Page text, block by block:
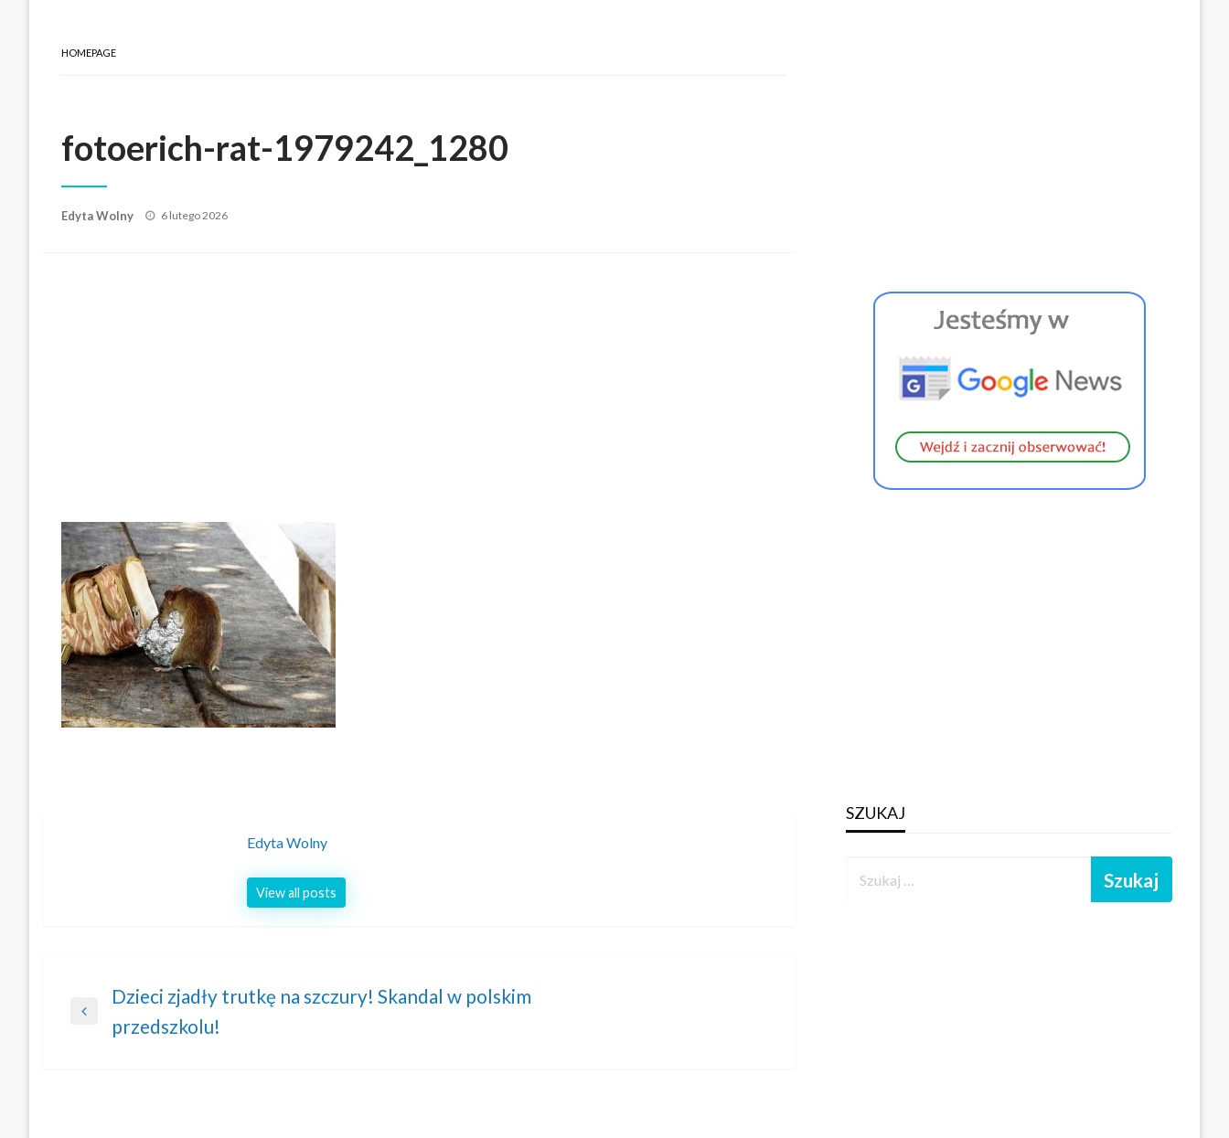
HOMEPAGE
fotoerich-rat-1979242_1280
Edyta Wolny
Posted
6 lutego 2026
Edyta Wolny
View all posts
Nawigacja
wpisu
Previous
Dzieci zjadły trutkę na szczury! Skandal w polskim
przedszkolu!
SZUKAJ